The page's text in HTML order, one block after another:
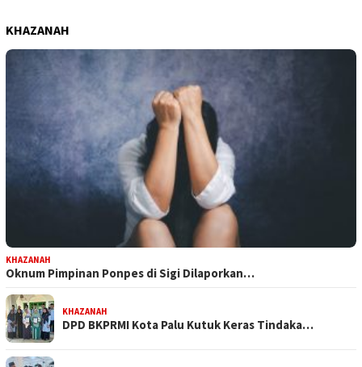
KHAZANAH
KHAZANAH
Oknum Pimpinan Ponpes di Sigi Dilaporkan…
KHAZANAH
DPD BKPRMI Kota Palu Kutuk Keras Tindaka…